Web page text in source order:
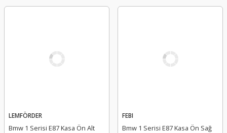
LEMFÖRDER
Bmw 1 Serisi E87 Kasa Ön Alt
FEBI
Bmw 1 Serisi E87 Kasa Ön Sağ